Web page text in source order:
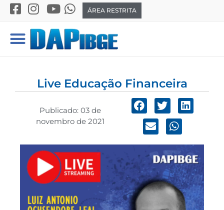
ÁREA RESTRITA
Live Educação Financeira
Publicado:03 de
novembro de 2021